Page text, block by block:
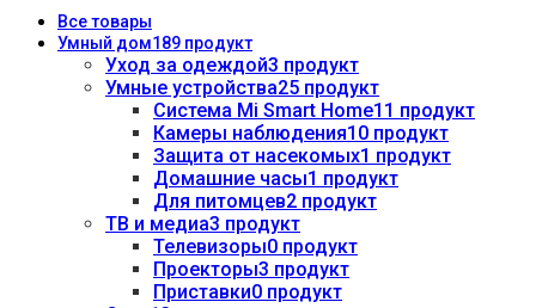
Всетовары
Умный дом189 продукт
Уход за одеждой3 продукт
Умные устройства25 продукт
Система Mi Smart Home11 продукт
Камеры наблюдения10 продукт
Защита от насекомых1 продукт
Домашние часы1 продукт
Для питомцев2 продукт
ТВ и медиа3 продукт
Телевизоры0 продукт
Проекторы3 продукт
Приставки0 продукт